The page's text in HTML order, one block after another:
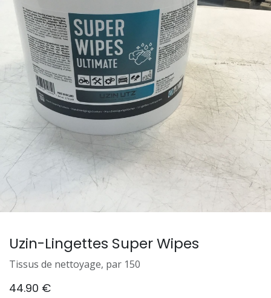
Uzin-Lingettes Super Wipes
Tissus de nettoyage, par 150
44.90 €